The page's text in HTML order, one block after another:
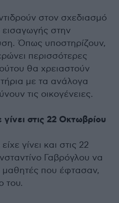
στον σχεδιασμό
στην
Όπως υποστηρίζουν,
περισσότερες
θα χρειαστούν
με τα ανάλογα
τις οικογένειες.
στις 22 Οκτωβρίου
γίνει και στις 22
Γαβρόγλου να
μαθητές που έφτασαν,
του.